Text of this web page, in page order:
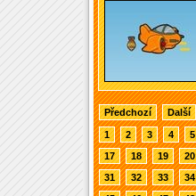
Předchozí Další
1 2 3 4 5
17
18 19 20
31
32 33 34